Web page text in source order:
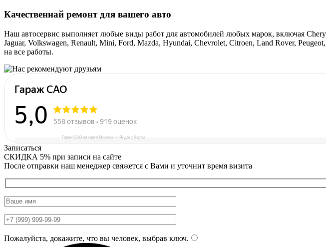
Качественнай ремонт для вашего авто
Наш автосервис выполняет любые виды работ для автомобилей любых марок, включая
Jaguar, Volkswagen, Renault, Mini, Ford, Mazda, Hyundai, Chevrolet, Citroen, Land Rover,
на все работы.
Гараж САО на карте Москвы — Яндекс Карты
Записаться
СКИДКА 5% при записи на сайте
После отправки наш менеджер свяжется с Вами и уточнит время визита
Пожалуйста, докажите, что вы человек, выбрав ключ.